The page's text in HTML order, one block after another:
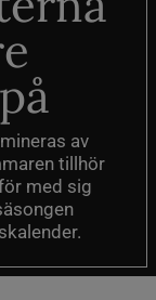
av
tillhör
med sig